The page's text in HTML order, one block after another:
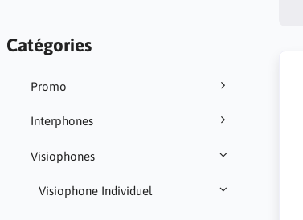
Catégories
Promo
Interphones
Visiophones
Visiophone Individuel